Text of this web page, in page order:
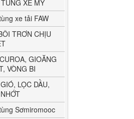
XE MỸ
xe tải FAW
TRƠN CHỊU
GIOĂNG
VÒNG BI
LỌC DẦU,
Sơmiromooc